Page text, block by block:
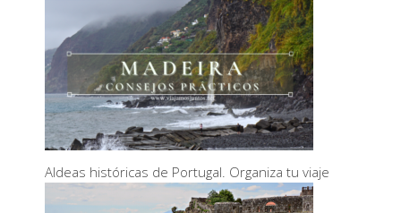
Aldeas históricas de Portugal. Organiza tu viaje